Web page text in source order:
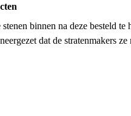
binnen na deze besteld
dat de stratenmakers